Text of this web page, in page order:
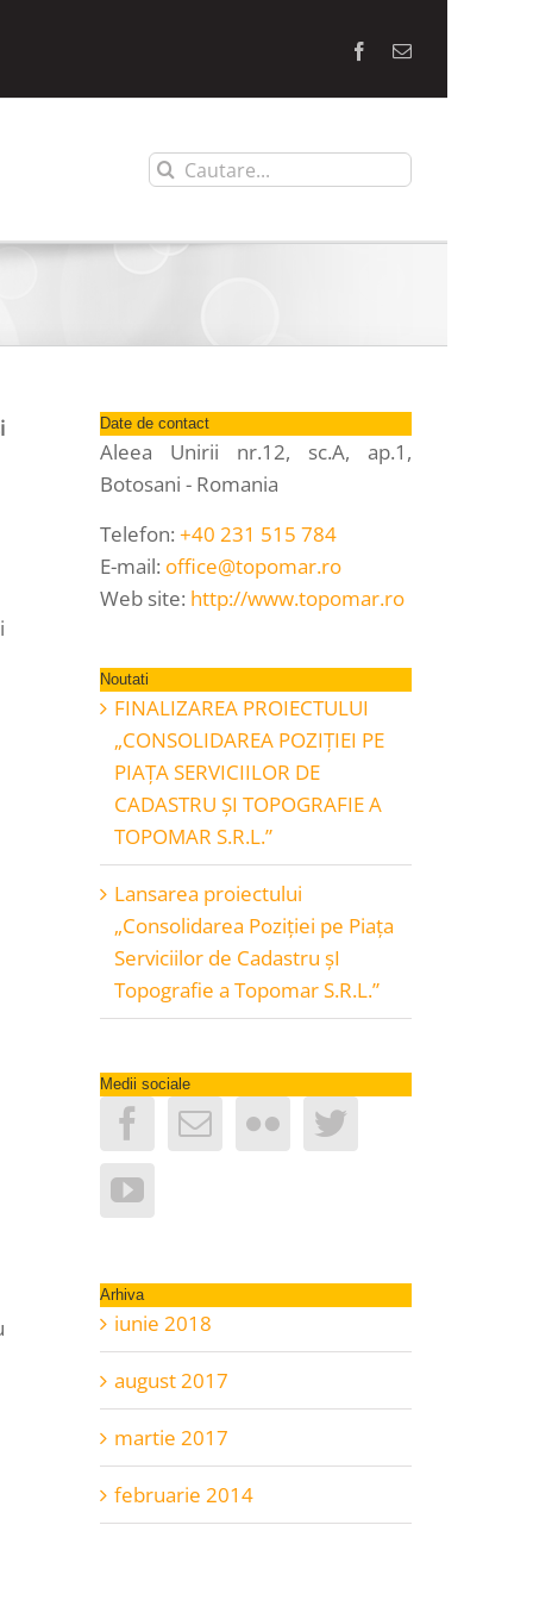
Facebook
E-
Cautare...
Date de contact
Aleea Unirii nr.12, sc.A, ap.1,
Botosani - Romania
Telefon: +40 231 515 784
E-mail: office@topomar.ro
Web site: http://www.topomar.ro
Noutati
FINALIZAREA PROIECTULUI
„CONSOLIDAREA POZIŢIEI PE
PIAŢA SERVICIILOR DE
CADASTRU ŞI TOPOGRAFIE A
TOPOMAR S.R.L.”
Lansarea proiectului
„Consolidarea Poziţiei pe Piaţa
Serviciilor de Cadastru şI
Topografie a Topomar S.R.L.”
Medii sociale
Arhiva
iunie 2018
august 2017
martie 2017
februarie 2014